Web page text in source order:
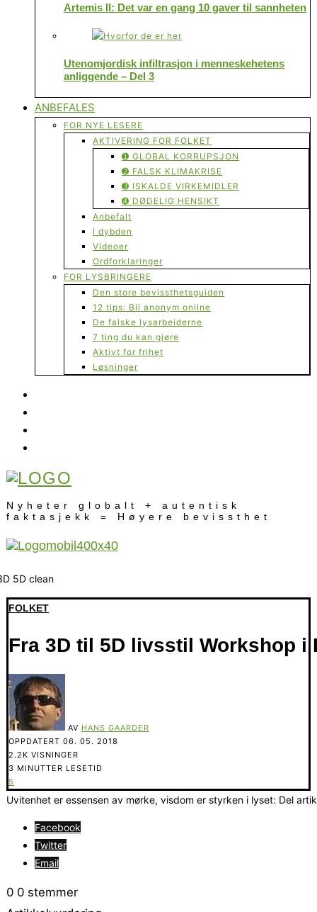
Artemis II: Det var en gang 10 gaver til sannheten
Utenomjordisk infiltrasjon i menneskehetens
anliggende – Del 3
ANBEFALES
FOR NYE LESERE
AKTIVERING FOR FOLKET
➊ GLOBAL KORRUPSJON
➋ FALSK KLIMAKRISE
➌ ISKALDE VIRKEMIDLER
➍ DØDELIG HENSIKT
Anbefalt
I dybden
Videoer
Ordforklaringer
FOR LYSBRINGERE
Den store bevissthetsguiden
12 tips: Bli anonym online
De falske lysarbeiderne
7 ting du kan gjøre
Aktivt for frihet
Løsninger
Nyheter globalt + autentisk
faktasjekk = Høyere bevissthet
FOLKET
Fra 3D til 5D livsstil Workshop i
AV HANS GAARDER
OPPDATERT 06. 05. 2018
2.2K VISNINGER
3 MINUTTER LESETID
5
Uvitenhet er essensen av mørke, visdom er styrken i lyset: Del
Facebook
Twitter
Email
0 0 stemmer